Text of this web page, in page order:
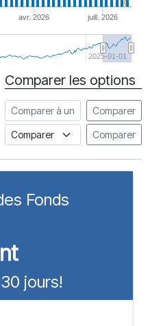
avr. 2026 juill. 2026
2025-01-01
0
Comparer les options
Comparer à une autre action
Comparer
Comparer à un indiceComparer
Fonds
30 jours!